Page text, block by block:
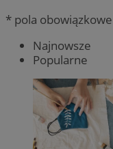
* pola obowiązkowe
Najnowsze
Popularne